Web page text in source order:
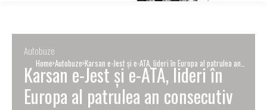
Home Autobuze Karsan e-Jest și e-ATA, lideri în Europa al patrulea an
consecutiv
Autobuze
Karsan e-Jest și e-ATA, lideri în
Europa al patrulea an consecutiv